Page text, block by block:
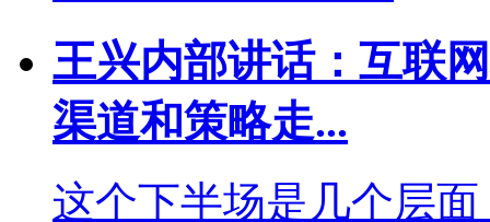
王兴内部讲话：互联
渠道和策略走...
这个下半场是几个层